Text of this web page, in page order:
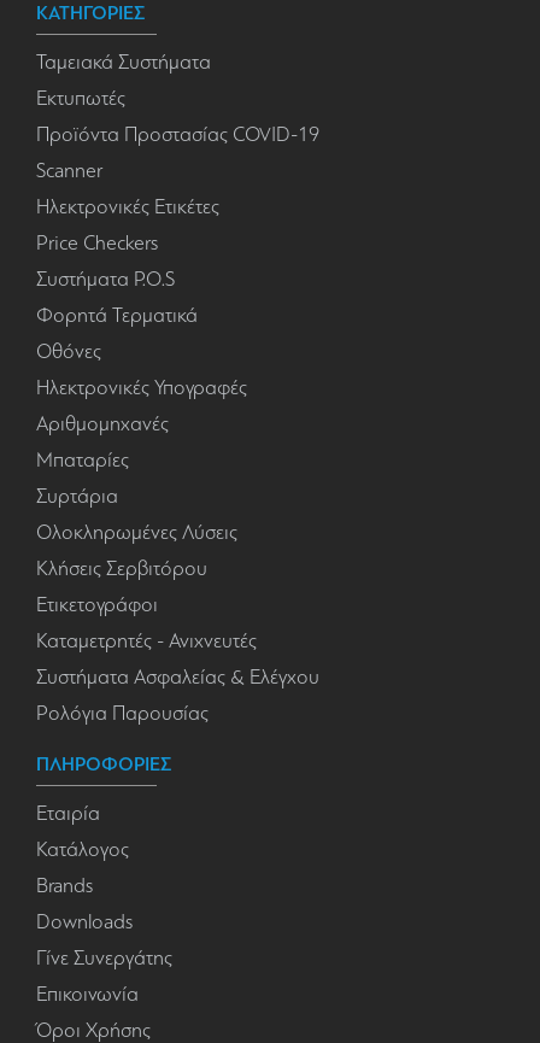
ΚΑΤΗΓΟΡΙΕΣ
Ταμειακά Συστήματα
Εκτυπωτές
Προϊόντα Προστασίας COVID-19
Scanner
Ηλεκτρονικές Ετικέτες
Price Checkers
Συστήματα P.O.S
Φορητά Τερματικά
Οθόνες
Ηλεκτρονικές Υπογραφές
Αριθμομηχανές
Μπαταρίες
Συρτάρια
Ολοκληρωμένες Λύσεις
Κλήσεις Σερβιτόρου
Ετικετογράφοι
Καταμετρητές - Ανιχνευτές
Συστήματα Ασφαλείας & Ελέγχου
Ρολόγια Παρουσίας
ΠΛΗΡΟΦΟΡΙΕΣ
Εταιρία
Κατάλογος
Brands
Downloads
Γίνε Συνεργάτης
Επικοινωνία
Όροι Χρήσης